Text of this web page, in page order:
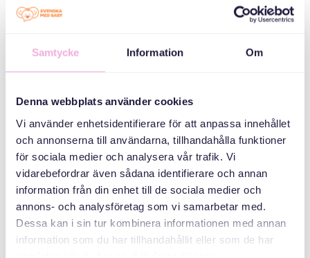
Samtycke Information Om
Denna webbplats använder cookies
Vi använder enhetsidentifierare för att anpassa innehållet
och annonserna till användarna, tillhandahålla funktioner
för sociala medier och analysera vår trafik. Vi
vidarebefordrar även sådana identifierare och annan
information från din enhet till de sociala medier och
annons- och analysföretag som vi samarbetar med.
Dessa kan i sin tur kombinera informationen med annan
information som du har tillhandahållit eller som de har
mer än hälften av alla kollegor har lärt sig svenska som vuxna,
“Att lära sig ett helt nytt språk som vuxen är så mycket svårare
än som ung”, fyller Alma i. “Jag klarade SFI och SVA, men man
annars stagnerar språket.”
Det räcker inte bara med den formella undervisningen, menar
Emelia.
”Språk behöver läras genom övning i vardagen och, tycker vi,
på arbetsplatsen.”
Dela nyhet: